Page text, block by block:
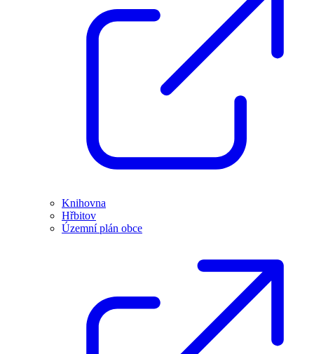
Knihovna
Hřbitov
Územní plán obce